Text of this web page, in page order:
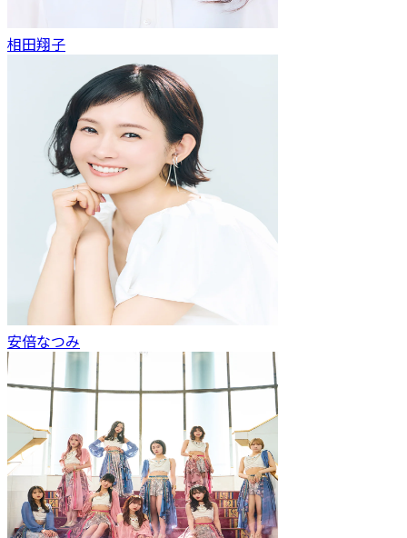
相田翔子
安倍なつみ